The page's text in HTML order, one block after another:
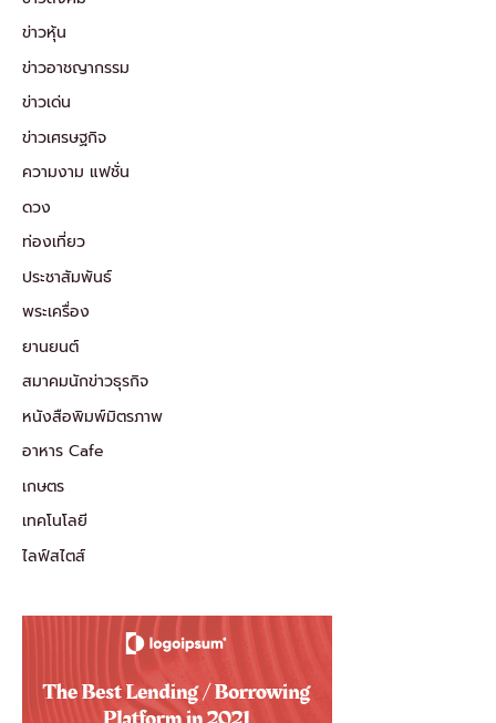
ข่าวหุ้น
ข่าวอาชญากรรม
ข่าวเด่น
ข่าวเศรษฐกิจ
ความงาม แฟชั่น
ดวง
ท่องเที่ยว
ประชาสัมพันธ์
พระเครื่อง
ยานยนต์
สมาคมนักข่าวธุรกิจ
หนังสือพิมพ์มิตรภาพ
อาหาร Cafe
เกษตร
เทคโนโลยี
ไลฟ์สไตส์